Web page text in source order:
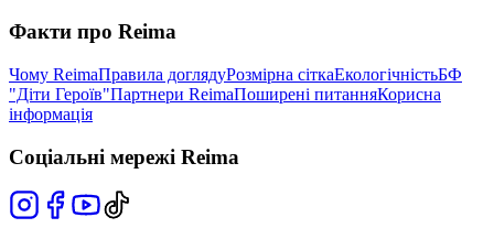
Факти про Reima
Чому ReimaПравила доглядуРозмірна сіткаЕкологічністьБФ
"Діти Героїв"Партнери ReimaПоширені питанняКорисна
інформація
Соціальні мережі Reima